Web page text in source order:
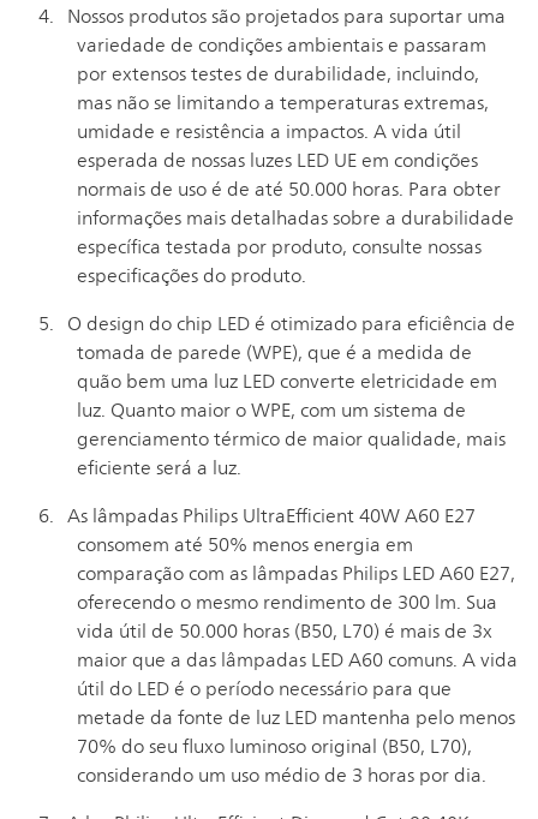
Nossos produtos são projetados para suportar uma
variedade de condições ambientais e passaram
por extensos testes de durabilidade, incluindo,
mas não se limitando a temperaturas extremas,
umidade e resistência a impactos. A vida útil
esperada de nossas luzes LED UE em condições
normais de uso é de até 50.000 horas. Para obter
informações mais detalhadas sobre a durabilidade
específica testada por produto, consulte nossas
especificações do produto.
O design do chip LED é otimizado para eficiência de
tomada de parede (WPE), que é a medida de
quão bem uma luz LED converte eletricidade em
luz. Quanto maior o WPE, com um sistema de
gerenciamento térmico de maior qualidade, mais
eficiente será a luz.
As lâmpadas Philips UltraEfficient 40W A60 E27
consomem até 50% menos energia em
comparação com as lâmpadas Philips LED A60 E27,
oferecendo o mesmo rendimento de 300 lm. Sua
vida útil de 50.000 horas (B50, L70) é mais de 3x
maior que a das lâmpadas LED A60 comuns. A vida
útil do LED é o período necessário para que
metade da fonte de luz LED mantenha pelo menos
70% do seu fluxo luminoso original (B50, L70),
considerando um uso médio de 3 horas por dia.